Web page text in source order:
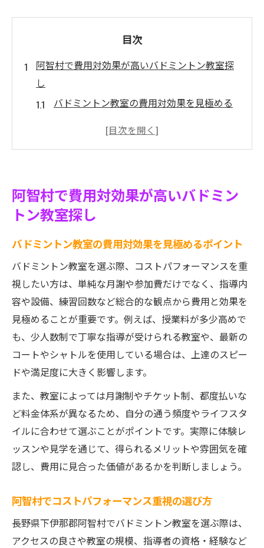
目次
阿智村で費用対効果が高いバドミントン教室探
し
バドミントン教室の費用対効果を見極める
阿智村でコストパフォーマンス重視の選び
検討
教室選びで重要な費用と満足度の関係性
長く続けられるバドミントン教室の特徴と
は
コスト重視の方へ最適なバドミントン教室選び
バドミントン教室の月謝と指導内容のバラ
ンス
無理なく通えるコスト重視の教室とはどん
な所？
家計にやさしいバドミントン教室の見つけ
バドミントン中体連や大会参加費も比較し
よう
初心者も安心のコスパ良好な教室探し方
指導力と料金の両立を目指すバドミントン教室
バドミントン教室の指導力と費用のベスト
バランス
経験者も納得の指導力ある教室の選び方
阿智村で費用対効果が高いバドミン
トン教室探し
バドミントン教室の費用対効果を見極めるポイント
バドミントン教室を選ぶ際、コストパフォーマンスを重
視したい方は、単純な月謝や参加費だけでなく、指導内
容や設備、練習回数など総合的な観点から費用と効果を
見極めることが重要です。例えば、授業料が多少高めで
も、少人数制で丁寧な指導が受けられる教室や、最新の
コートやシャトルを使用している場合は、上達のスピー
ドや満足度に大きく影響します。
また、教室によっては月謝制やチケット制、都度払いな
ど料金体系が異なるため、自分の通う頻度やライフスタ
イルに合わせて選ぶことがポイントです。実際に体験レ
ッスンや見学を通じて、得られるメリットや雰囲気を確
認し、費用に見合った価値があるかを判断しましょう。
阿智村でコストパフォーマンス重視の選び方
長野県下伊那郡阿智村でバドミントン教室を選ぶ際は、
アクセスの良さや教室の規模、指導者の資格・経験など